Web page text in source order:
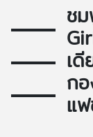
ช
เ
ก
แ